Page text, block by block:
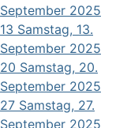
September 2025
13 Samstag, 13.
September 2025
20 Samstag, 20.
September 2025
27 Samstag, 27.
September 2025